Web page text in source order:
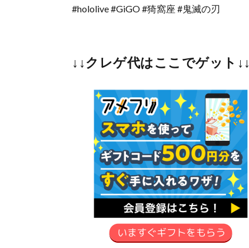
#hololive #GiGO #猗窩座 #鬼滅の刃
↓↓クレゲ代はここでゲット↓↓